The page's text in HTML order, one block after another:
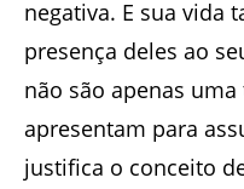
negativa. E sua vida
presença deles ao
não são apenas
apresentam para
justifica o conceito